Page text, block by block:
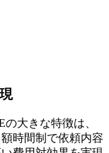
大きな特徴は、
額時間制で依頼内容